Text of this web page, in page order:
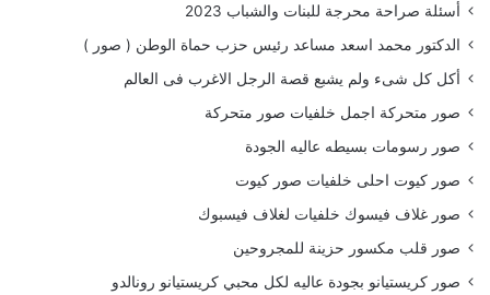
أسئلة صراحة محرجة للبنات والشباب 2023
الدكتور محمد اسعد مساعد رئيس حزب حماة الوطن ( صور )
أكل كل شىء ولم يشبع قصة الرجل الاغرب فى العالم
صور متحركة اجمل خلفيات صور متحركة
صور رسومات بسيطه عاليه الجودة
صور كيوت احلى خلفيات صور كيوت
صور غلاف فيسوك خلفيات لغلاف فيسبوك
صور قلب مكسور حزينة للمجروحين
صور كريستيانو بجودة عاليه لكل محبي كريستيانو رونالدو